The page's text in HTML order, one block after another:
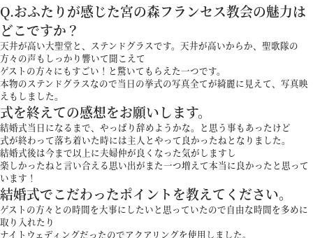
ブライダルフェア
ニュース
パーティレポート
アクセス
よくあるご質問
Q.おふたりが感じた宮の森フランセス教会の魅力は
どこですか？
天井が高い大聖堂と、ステンドグラスです。天井が高いからか、聖歌隊の
方々の声もしっかり響いて聞こえて
ゲストの方々にもすごい！と驚いてもらえた一つです。
本物のステンドグラスなので当日の挙式の写真全てが綺麗に見えて、写真映
えもしました。
式を終えての感想をお願いします。
結婚式当日になるまで、やっぱり辞めようかな。と思う事もあったけど
式が終わって落ち着いた時には主人とやって良かったねとなりました。
結婚式後は今まで以上に夫婦仲が良くなった気がしますし
楽しかったねと言い合える思い出がまた一つ増えて本当に良かったと思って
います！
結婚式でこだわったポイントを教えてください。
ゲストの方々との時間を大事にしたいと思っていたので自由な時間を多めに
取り入れたり
ナイトウェディングだったのでアクアリングを使用しました。